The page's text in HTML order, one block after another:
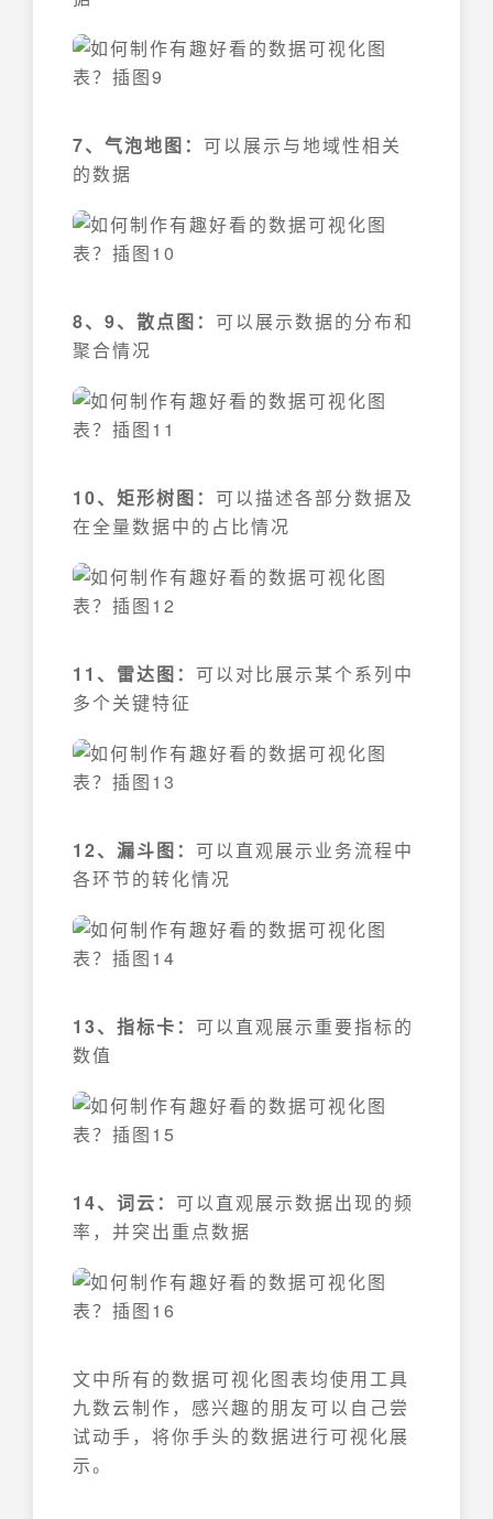
7、气泡地图： 可以展示与地域性相关
的数据
8、9、散点图： 可以展示数据的分布和
聚合情况
10、矩形树图： 可以描述各部分数据及
在全量数据中的占比情况
11、雷达图： 可以对比展示某个系列中
多个关键特征
12、漏斗图： 可以直观展示业务流程中
各环节的转化情况
13、指标卡： 可以直观展示重要指标的
数值
14、词云： 可以直观展示数据出现的频
率，并突出重点数据
文中所有的数据可视化图表均使用工具
九数云制作，感兴趣的朋友可以自己尝
试动手，将你手头的数据进行可视化展
示。